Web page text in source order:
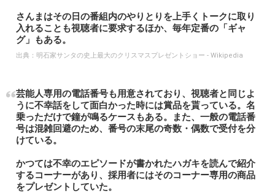
さんまはその日の番組内のやりとりを上手くトークに取り
入れることも視聴者に要求するほか、毎年定番の「ギャ
グ」もある。
出典： 明石家サンタの史上最大のクリスマスプレゼントショー - Wikipedia
芸能人専用の電話番号も用意されており、視聴者と同じよ
うに不幸話をして面白かった時には賞品を貰っている。名
乗っただけで鐘が鳴るケースもある。また、一般の電話番
号は混雑回避のため、番号の末尾の奇数・偶数で受付を分
けている。
かつては不幸のエピソードが書かれたハガキを読んで紹介
するコーナーがあり、採用者にはそのコーナー専用の商品
をプレゼントしていた。